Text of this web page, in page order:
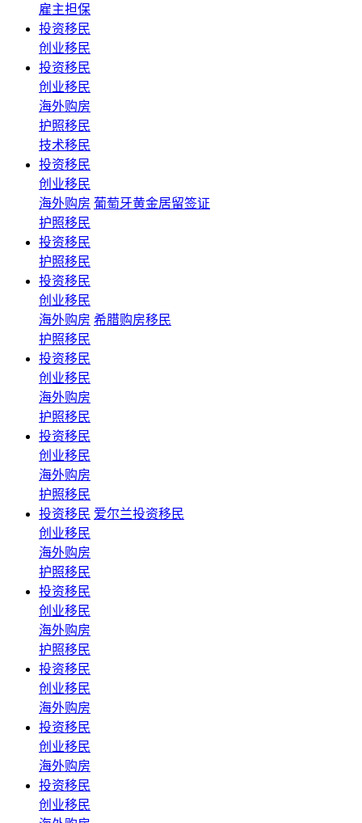
雇主担保
投资移民
创业移民
投资移民
创业移民
海外购房
护照移民
技术移民
投资移民
创业移民
海外购房 葡萄牙黄金居留签证
护照移民
投资移民
护照移民
投资移民
创业移民
海外购房 希腊购房移民
护照移民
投资移民
创业移民
海外购房
护照移民
投资移民
创业移民
海外购房
护照移民
投资移民 爱尔兰投资移民
创业移民
海外购房
护照移民
投资移民
创业移民
海外购房
护照移民
投资移民
创业移民
海外购房
投资移民
创业移民
海外购房
投资移民
创业移民